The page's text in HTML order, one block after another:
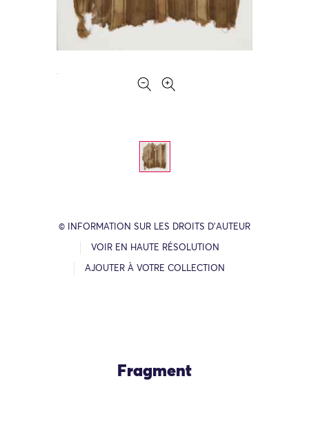
© INFORMATION SUR LES DROITS D’AUTEUR
VOIR EN HAUTE RÉSOLUTION
AJOUTER À VOTRE COLLECTION
Fragment